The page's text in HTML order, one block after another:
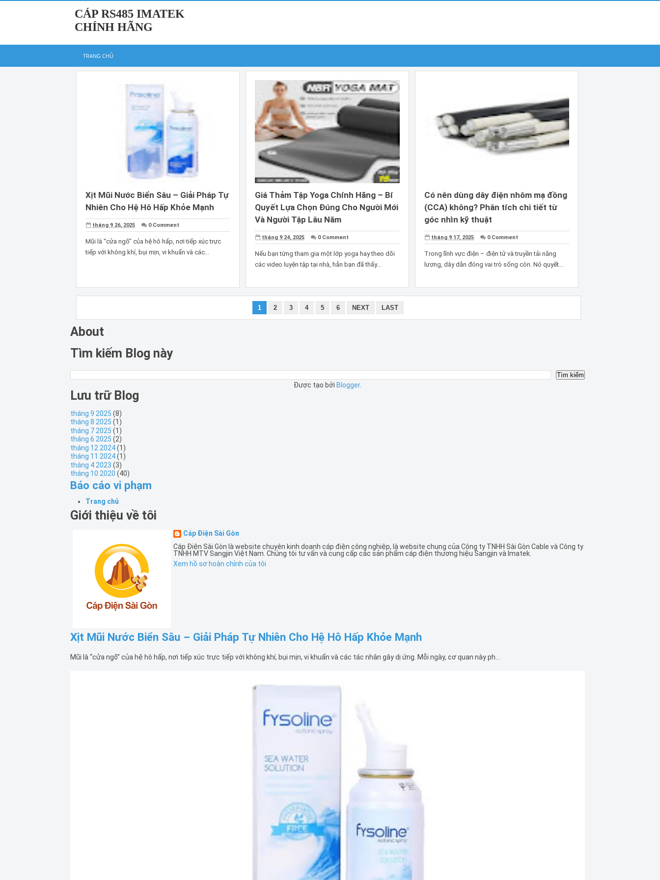
CÁP RS485 IMATEK
CHÍNH HÃNG
TRANG CHỦ
Xịt Mũi Nước Biển Sâu – Giải Pháp Tự
Nhiên Cho Hệ Hô Hấp Khỏe Mạnh
tháng 9 26, 2025 0 Comment
Mũi là “cửa ngõ” của hệ hô hấp, nơi tiếp xúc trực
tiếp với không khí, bụi mịn, vi khuẩn và các...
Giá Thảm Tập Yoga Chính Hãng – Bí
Quyết Lựa Chọn Đúng Cho Người Mới
Và Người Tập Lâu Năm
tháng 9 24, 2025 0 Comment
Nếu bạn từng tham gia một lớp yoga hay theo dõi
các video luyện tập tại nhà, hẳn bạn đã thấy...
Có nên dùng dây điện nhôm mạ đồng
(CCA) không? Phân tích chi tiết từ
góc nhìn kỹ thuật
tháng 9 17, 2025 0 Comment
Trong lĩnh vực điện – điện tử và truyền tải năng
lượng, dây dẫn đóng vai trò sống còn. Nó quyết...
1 2 3 4 5 6 NEXT LAST
About
Tìm kiếm Blog này
Được tạo bởi Blogger.
Lưu trữ Blog
tháng 9 2025 (8)
tháng 8 2025 (1)
tháng 7 2025 (1)
tháng 6 2025 (2)
tháng 12 2024(1)
tháng 11 2024(1)
tháng 4 2023 (3)
tháng 10 2020 (40)
Báo cáo vi phạm
Trang chủ
Giới thiệu về tôi
Cáp Điện Sài Gòn
Cáp Điện Sài Gòn là website chuyên kinh doanh cáp điện công nghiệp, là website chung của Công ty TNHH Sài Gòn Cable và Công ty
TNHH MTV Sangjin Việt Nam. Chúng tôi tư vấn và cung cấp các sản phẩm cáp điện thương hiệu Sangjin và Imatek.
Xem hồ sơ hoàn chỉnh của tôi
Xịt Mũi Nước Biển Sâu – Giải Pháp Tự Nhiên Cho Hệ Hô Hấp Khỏe Mạnh
Mũi là “cửa ngõ” của hệ hô hấp, nơi tiếp xúc trực tiếp với không khí, bụi mịn, vi khuẩn và các tác nhân gây dị ứng. Mỗi ngày, cơ quan này ph...